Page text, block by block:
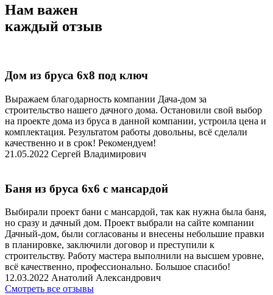
Нам важен
каждый отзыв
Дом из бруса 6х8 под ключ
Выражаем благодарность компании Дача-дом за
строительство нашего дачного дома. Остановили свой выбор
на проекте дома из бруса в данной компании, устроила цена и
комплектация. Результатом работы довольны, всё сделали
качественно и в срок! Рекомендуем!
21.05.2022 Сергей Владимирович
Баня из бруса 6х6 с мансардой
Выбирали проект бани с мансардой, так как нужна была баня,
но сразу и дачный дом. Проект выбрали на сайте компании
Дачный-дом, были согласованы и внесены небольшие правки
в планировке, заключили договор и преступили к
строительству. Работу мастера выполнили на высшем уровне,
всё качественно, профессионально. Большое спасибо!
12.03.2022 Анатолий Александрович
Смотреть все отзывы